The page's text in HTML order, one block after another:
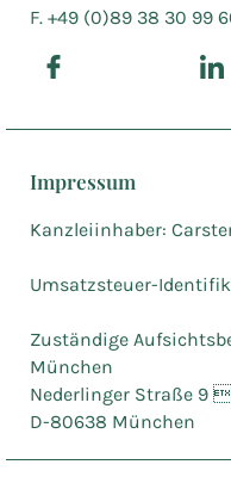
F. +49 (0)89 38 30 99
Impressum
Kanzleiinhaber:
Umsatzsteuer-
Zuständige
München
Nederlinger Straße 9 
D-80638 München